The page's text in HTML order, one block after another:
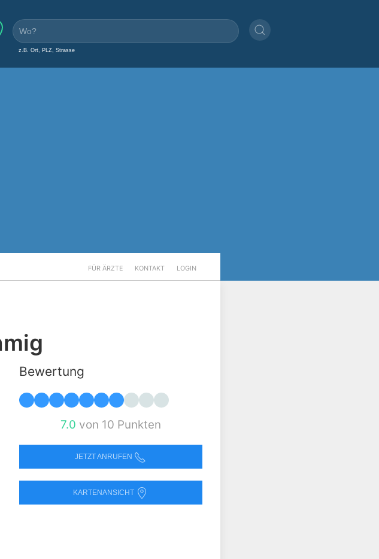
z.B. Ort, PLZ, Strasse
FÜR ÄRZTE KONTAKT LOGIN
Bewertung
7.0 von 10 Punkten
JETZT ANRUFEN
KARTENANSICHT